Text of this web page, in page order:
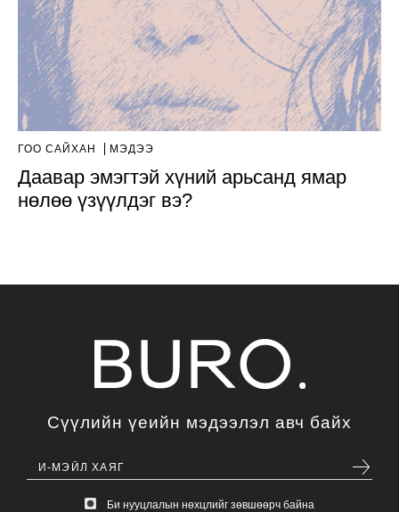
ГОО САЙХАН МЭДЭЭ
Даавар эмэгтэй хүний арьсанд ямар
нөлөө үзүүлдэг вэ?
Сүүлийн үеийн мэдээлэл авч байх
Би нууцлалын нөхцлийг зөвшөөрч байна